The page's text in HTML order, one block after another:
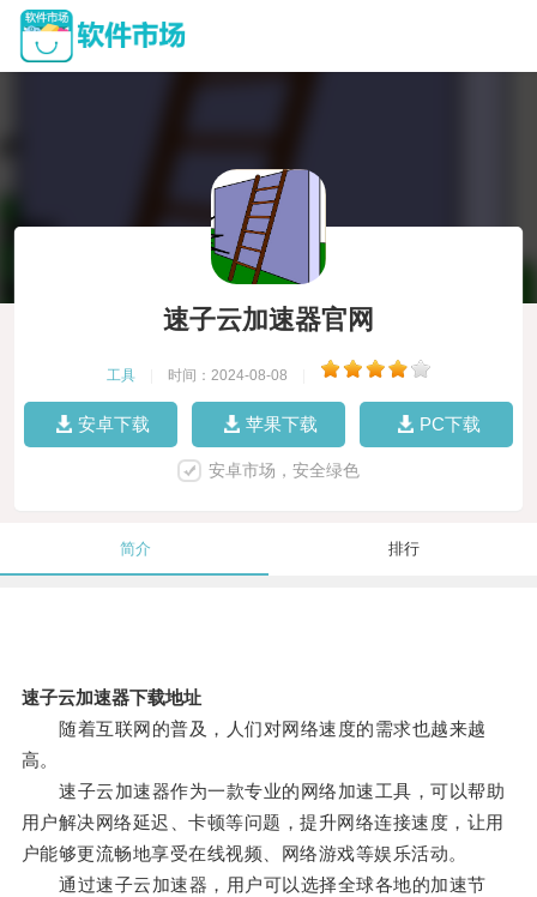
速子云加速器官网
工具 时间：2024-08-08
安卓下载 苹果下载 PC下载
安卓市场，安全绿色
简介 排行
速子云加速器下载地址
随着互联网的普及，人们对网络速度的需求也越来越
高。
速子云加速器作为一款专业的网络加速工具，可以帮助
用户解决网络延迟、卡顿等问题，提升网络连接速度，让用
户能够更流畅地享受在线视频、网络游戏等娱乐活动。
通过速子云加速器，用户可以选择全球各地的加速节